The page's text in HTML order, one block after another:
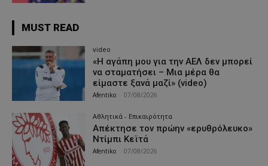
MUST READ
video
«Η αγάπη μου για την ΑΕΛ δεν μπορεί
να σταματήσει – Μια μέρα θα
είμαστε ξανά μαζί» (video)
Afentiko 07/08/2026
Αθλητικά - Επικαιρότητα
Απέκτησε τον πρώην «ερυθρόλευκο»
Ντίμπι Κεϊτά
Afentiko 07/08/2026